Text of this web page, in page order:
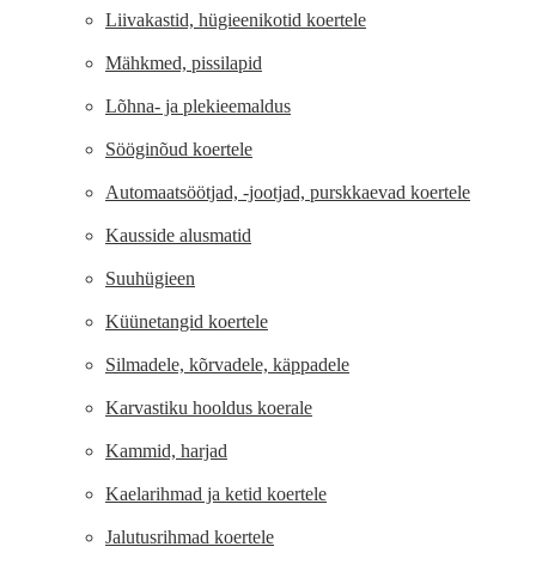
Liivakastid, hügieenikotid koertele
Mähkmed, pissilapid
Lõhna- ja plekieemaldus
Sööginõud koertele
Automaatsöötjad, -jootjad, purskkaevad koertele
Kausside alusmatid
Suuhügieen
Küünetangid koertele
Silmadele, kõrvadele, käppadele
Karvastiku hooldus koerale
Kammid, harjad
Kaelarihmad ja ketid koertele
Jalutusrihmad koertele